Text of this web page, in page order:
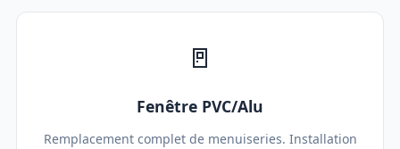
🚪
Fenêtre PVC/Alu
Remplacement complet de menuiseries. Installation